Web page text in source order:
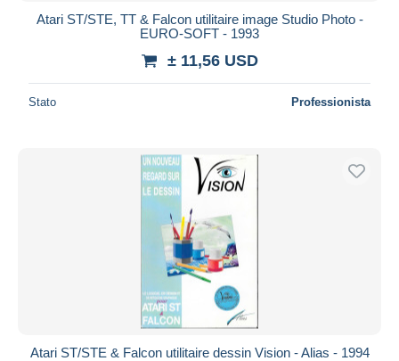
Atari ST/STE, TT & Falcon utilitaire image Studio Photo -
EURO-SOFT - 1993
± 11,56 USD
Stato Professionista
Atari ST/STE & Falcon utilitaire dessin Vision - Alias - 1994